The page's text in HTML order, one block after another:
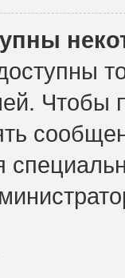
Чтобы